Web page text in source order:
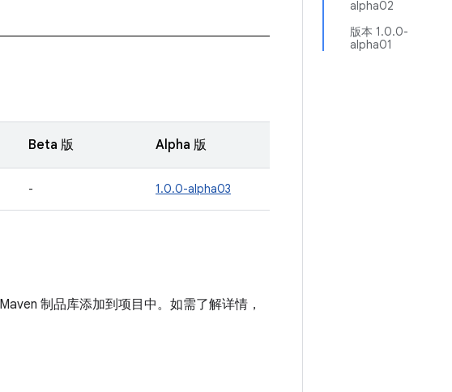
alpha02
版本 1.0.0-
alpha01
Beta 版 Alpha 版
- 1.0.0-alpha03
制品库添加到项目中。如需了解详情，